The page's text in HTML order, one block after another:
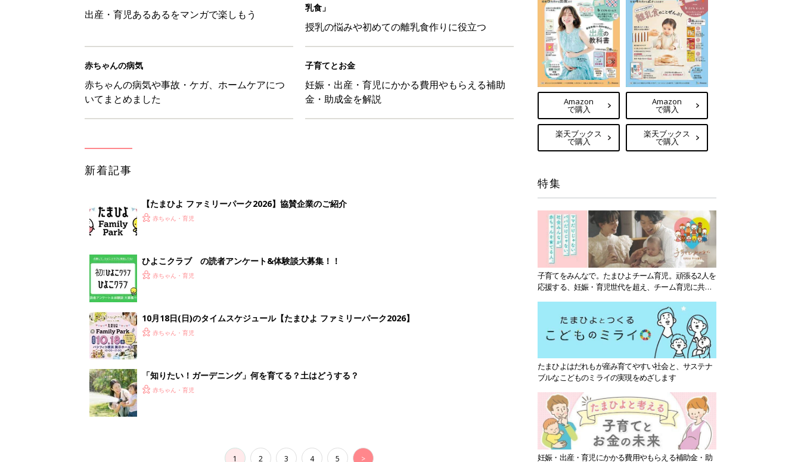
【たまひよ ファミリーパーク2026】協賛企業のご紹介
赤ちゃん・育児
ひよこクラブ の読者アンケート&体験談大募集！！
赤ちゃん・育児
10月18日(日)のタイムスケジュール【たまひよ ファミリーパーク2026】
1 2 3 4 5
Amazon
で購入
楽天ブックス
で購入
Amazon
で購入
楽天ブックス
で購入
特集
子育てをみんなで。たまひよチーム育児。頑張る2人を
応援する、妊娠・育児世代を超え、チーム育児に共感
たまひよはだれもが産み育てやすい社会と、サステナ
ブルなこどものミライの実現をめざします
妊娠・出産・育児にかかる費用やもらえる補助金・助